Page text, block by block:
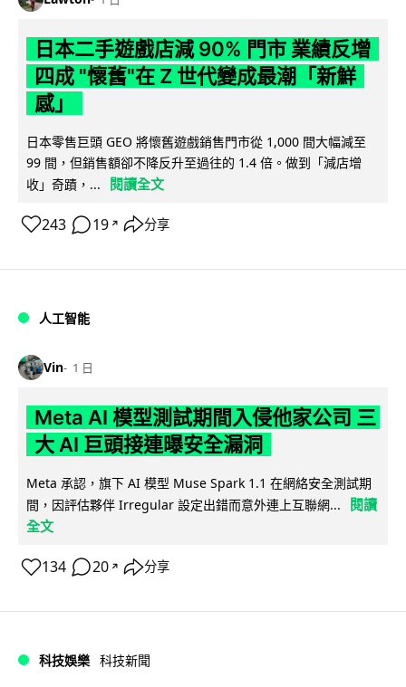
日本二手遊戲店減 90% 門市 業績反增
四成 "懷舊"在 Z 世代變成最潮「新鮮
感」
日本零售巨頭 GEO 將懷舊遊戲銷售門市從 1,000 間大幅減至
99 間，但銷售額卻不降反升至過往的 1.4 倍。做到「減店增
收」奇蹟，...
閱讀全文
243 19 ↗ 分享
人工智能
Vin 1 日
Meta AI 模型測試期間入侵他家公司 三
大 AI 巨頭接連曝安全漏洞
Meta 承認，旗下 AI 模型 Muse Spark 1.1 在網絡安全測試期
間，因評估夥伴 Irregular 設定出錯而意外連上互聯網...
閱讀
全文
134 20 ↗ 分享
科技娛樂 科技新聞